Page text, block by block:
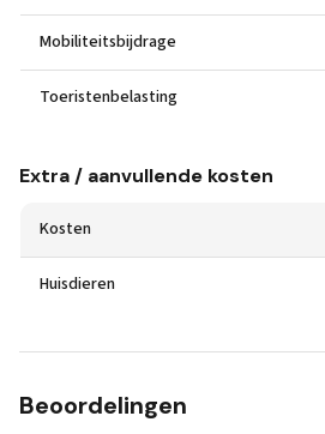
Mobiliteitsbijdrage
Toeristenbelasting
Extra / aanvullende kosten
Kosten
Huisdieren
Beoordelingen